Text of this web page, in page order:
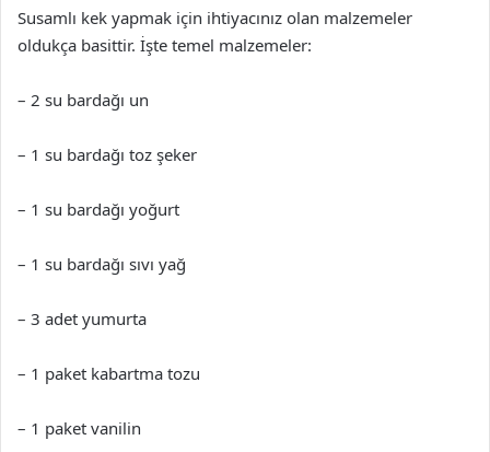
Susamlı kek yapmak için ihtiyacınız olan malzemeler
oldukça basittir. İşte temel malzemeler:
– 2 su bardağı un
– 1 su bardağı toz şeker
– 1 su bardağı yoğurt
– 1 su bardağı sıvı yağ
– 3 adet yumurta
– 1 paket kabartma tozu
– 1 paket vanilin